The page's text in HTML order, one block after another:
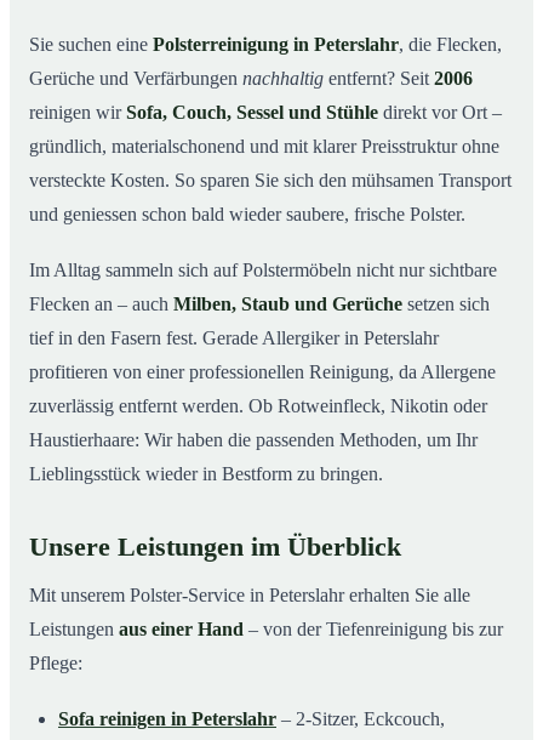
03So arbeiten wir
04Warum Mr. Cleaner in Peterslahr?
05Polsterreinigung in Peterslahr und Umgebung
Verwandte Leistungen (für mehr Sauberkeit im
Verbund)
08Jetzt kostenloses Angebot einholen
09So läuft eine professionelle Polsterreinigung in
Peterslahr ab
Sie suchen eine Polsterreinigung in Peterslahr, die Flecken,
Gerüche und Verfärbungen nachhaltig entfernt? Seit 2006
reinigen wirSofa, Couch, Sessel und Stühle direkt vor Ort –
gründlich, materialschonend und mit klarer Preisstruktur ohne
versteckte Kosten. So sparen Sie sich den mühsamen Transport
und geniessen schon bald wieder saubere, frische Polster.
Im Alltag sammeln sich auf Polstermöbeln nicht nur sichtbare
Flecken an – auch Milben, Staub und Gerüche setzen sich
tief in den Fasern fest. Gerade Allergiker in Peterslahr
profitieren von einer professionellen Reinigung, da Allergene
zuverlässig entfernt werden. Ob Rotweinfleck, Nikotin oder
Haustierhaare: Wir haben die passenden Methoden, um Ihr
Lieblingsstück wieder in Bestform zu bringen.
Unsere Leistungen im Überblick
Mit unserem Polster-Service in Peterslahr erhalten Sie alle
Leistungen aus einer Hand – von der Tiefenreinigung bis zur
Pflege:
Sofa reinigen in Peterslahr – 2-Sitzer, Eckcouch,